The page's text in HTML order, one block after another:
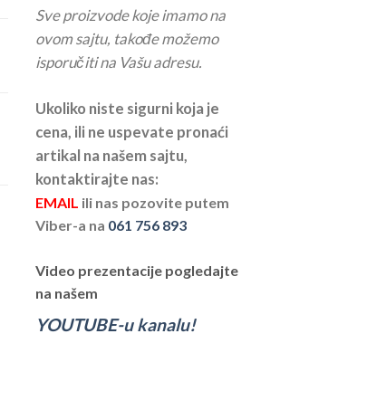
Sve proizvode koje imamo na
ovom sajtu, takođe možemo
isporučiti na Vašu adresu.
Ukoliko niste sigurni koja je
cena, ili ne uspevate pronaći
artikal na našem sajtu,
kontaktirajte nas:
EMAIL ili nas pozovite putem
Viber-a na 061 756 893
Video prezentacije pogledajte
na našem
YOUTUBE-u kanalu!